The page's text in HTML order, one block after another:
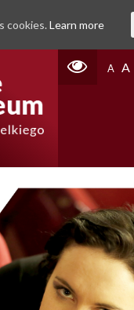
A A
cookies. Learn more